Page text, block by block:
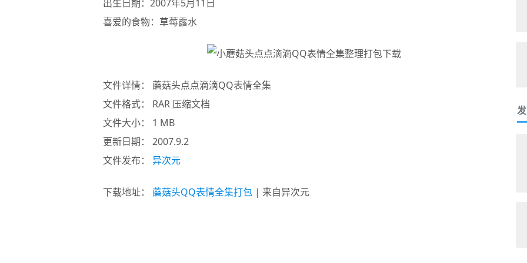
出生日期：2007年5月11日
喜爱的食物：草莓露水
文件详情： 蘑菇头点点滴滴QQ表情全集
文件格式： RAR 压缩文档
文件大小： 1 MB
更新日期： 2007.9.2
文件发布： 异次元
下载地址： 蘑菇头QQ表情全集打包| 来自异次元